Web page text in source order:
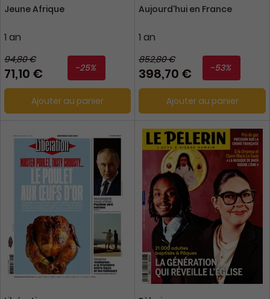
Jeune Afrique
1 an
94,80 €
71,10 € -25%
Ajouter au panier
Aujourd'hui en France
1 an
852,80 €
398,70 € -53%
Ajouter au panier